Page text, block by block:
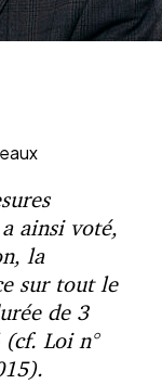
ainsi voté,
la
sur tout le
de 3
Loi n°